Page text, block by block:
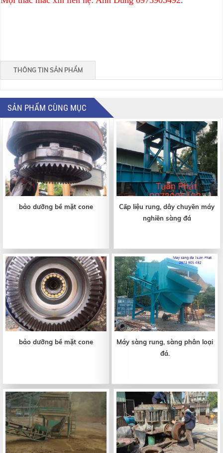
THÔNG TIN SẢN PHẨM
SẢN PHẨM CÙNG MỤC
bảo dưỡng bề mặt cone
Cấp liệu rung, dây chuyền máy
nghiền sàng đá
bảo dưỡng bề mặt cone
Máy sàng rung, sàng phân loại
đá.